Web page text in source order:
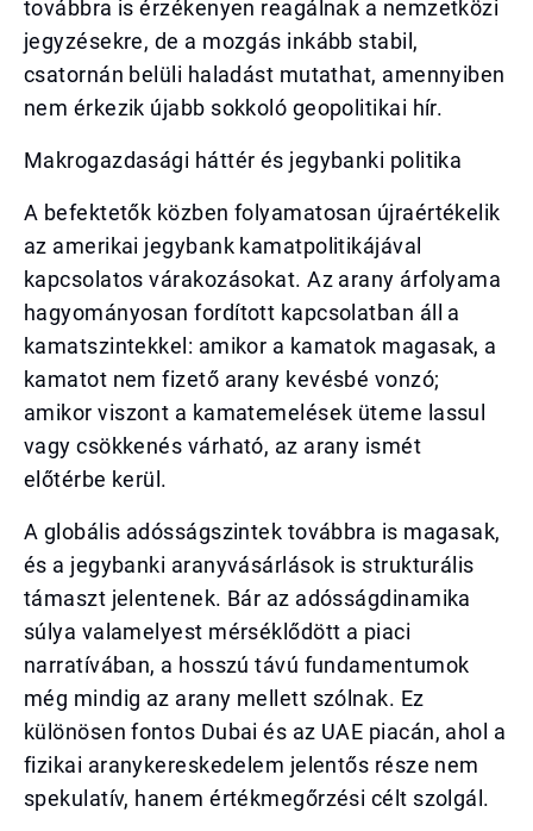
továbbra is érzékenyen reagálnak a nemzetközi
jegyzésekre, de a mozgás inkább stabil,
csatornán belüli haladást mutathat, amennyiben
nem érkezik újabb sokkoló geopolitikai hír.
Makrogazdasági háttér és jegybanki politika
A befektetők közben folyamatosan újraértékelik
az amerikai jegybank kamatpolitikájával
kapcsolatos várakozásokat. Az arany árfolyama
hagyományosan fordított kapcsolatban áll a
kamatszintekkel: amikor a kamatok magasak, a
kamatot nem fizető arany kevésbé vonzó;
amikor viszont a kamatemelések üteme lassul
vagy csökkenés várható, az arany ismét
előtérbe kerül.
A globális adósságszintek továbbra is magasak,
és a jegybanki aranyvásárlások is strukturális
támaszt jelentenek. Bár az adósságdinamika
súlya valamelyest mérséklődött a piaci
narratívában, a hosszú távú fundamentumok
még mindig az arany mellett szólnak. Ez
különösen fontos Dubai és az UAE piacán, ahol a
fizikai aranykereskedelem jelentős része nem
spekulatív, hanem értékmegőrzési célt szolgál.